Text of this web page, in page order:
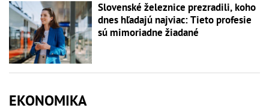
Slovenské železnice prezradili, koho
dnes hľadajú najviac: Tieto profesie
sú mimoriadne žiadané
EKONOMIKA